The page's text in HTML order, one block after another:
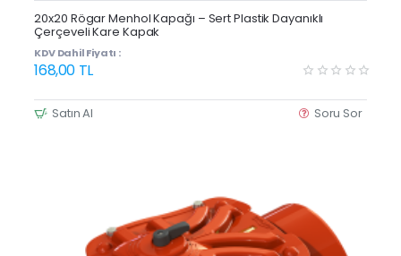
20x20 Rögar Menhol Kapağı – Sert Plastik Dayanıklı
Çerçeveli Kare Kapak
KDV Dahil Fiyatı :
168,00 TL
Satın Al Soru Sor